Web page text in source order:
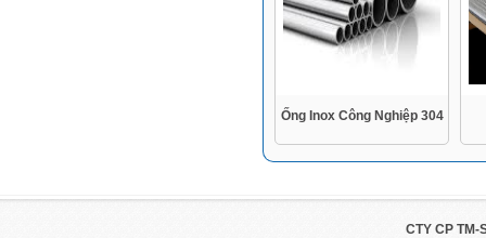
Ống Inox Công Nghiệp 304
CTY CP TM-